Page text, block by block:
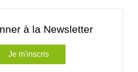
à la Newsletter
Je m'inscris